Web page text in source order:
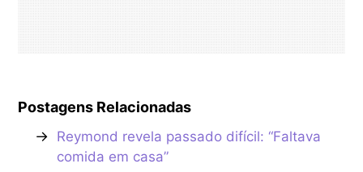
Postagens Relacionadas
→ Reymond revela passado difícil: “Faltava
comida em casa”